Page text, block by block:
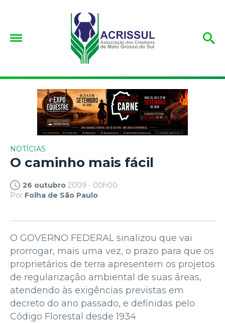
NOTÍCIAS
O caminho mais fácil
26 outubro 2009 - 00h00
Por Folha de São Paulo
O GOVERNO FEDERAL sinalizou que vai
prorrogar, mais uma vez, o prazo para que os
proprietários de terra apresentem os projetos
de regularização ambiental de suas áreas,
atendendo às exigências previstas em
decreto do ano passado, e definidas pelo
Código Florestal desde 1934